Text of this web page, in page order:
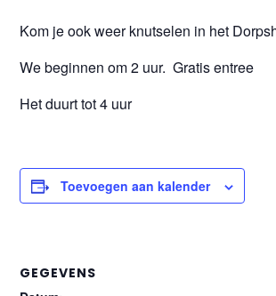
Kom je ook weer knutselen in het
We beginnen om 2 uur. Gratis entree
Het duurt tot 4 uur
Toevoegen aan kalender
GEGEVENS